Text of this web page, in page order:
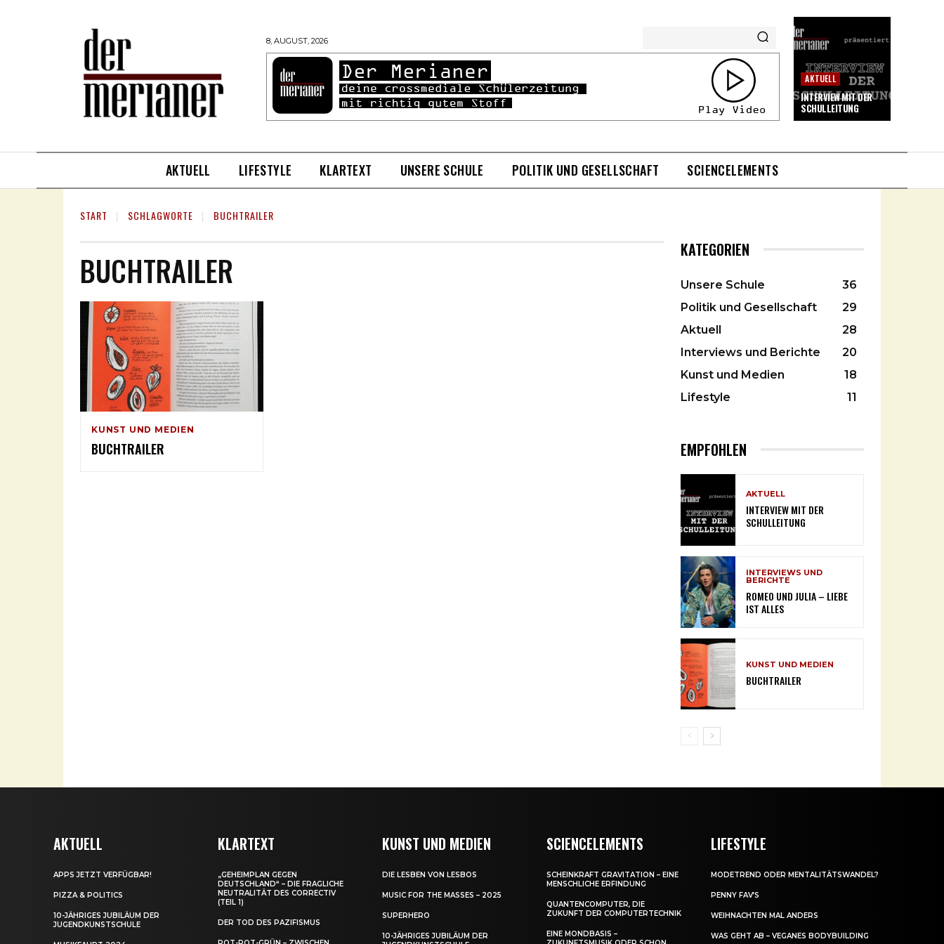
8, AUGUST, 2026
AKTUELL
INTERVIEW MIT DER
SCHULLEITUNG
AKTUELL LIFESTYLE KLARTEXT UNSERE SCHULE POLITIK UND GESELLSCHAFT SCIENCELEMENTS
START SCHLAGWORTE BUCHTRAILER
BUCHTRAILER
KUNST UND MEDIEN
BUCHTRAILER
KATEGORIEN
Unsere Schule
36
Politik und Gesellschaft
29
Aktuell
28
Interviews und Berichte
20
Kunst und Medien
18
Lifestyle
11
EMPFOHLEN
AKTUELL
INTERVIEW MIT DER
SCHULLEITUNG
INTERVIEWS UND
BERICHTE
ROMEO UND JULIA – LIEBE
IST ALLES
KUNST UND MEDIEN
BUCHTRAILER
AKTUELL
APPS JETZT VERFÜGBAR!
PIZZA & POLITICS
10-JÄHRIGES JUBILÄUM DER
JUGENDKUNSTSCHULE
KLARTEXT
„GEHEIMPLAN GEGEN
DEUTSCHLAND“ – DIE FRAGLICHE
NEUTRALITÄT DES CORRECTIV
(TEIL 1)
DER TOD DES PAZIFISMUS
KUNST UND MEDIEN
DIE LESBEN VON LESBOS
MUSIC FOR THE MASSES – 2025
SUPERHERO
10-JÄHRIGES JUBILÄUM DER
SCIENCELEMENTS
SCHEINKRAFT GRAVITATION – EINE
MENSCHLICHE ERFINDUNG
QUANTENCOMPUTER, DIE
ZUKUNFT DER COMPUTERTECHNIK
EINE MONDBASIS –
LIFESTYLE
MODETREND ODER MENTALITÄTSWANDEL?
PENNY FAV’S
WEIHNACHTEN MAL ANDERS
WAS GEHT AB – VEGANES BODYBUILDING